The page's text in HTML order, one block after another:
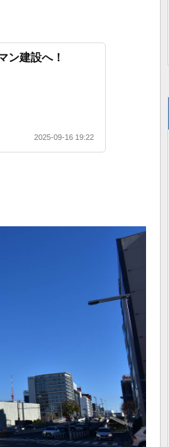
ン建設へ！
2025-09-16 19:22